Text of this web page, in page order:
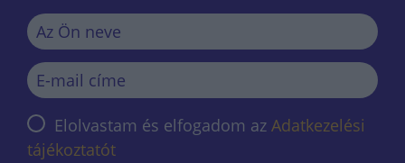
Elolvastam és elfogadom az Adatkezelési
tájékoztatót